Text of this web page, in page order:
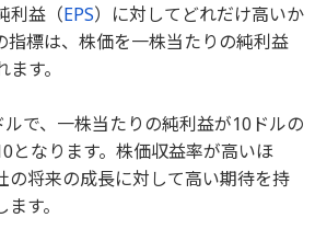
利益（EPS）に対してどれだけ高いか
指標は、株価を一株当たりの純利益
す。
で、一株当たりの純利益が10ドルの
となります。株価収益率が高いほ
の将来の成長に対して高い期待を持
す。